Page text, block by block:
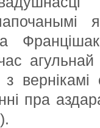
вернікамі
пра